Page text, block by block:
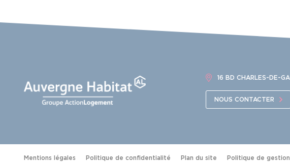
16 BD CHARLES-DE-
NOUS CONTACTER
Mentions légales Politique de confidentialité Plan du site Politique de